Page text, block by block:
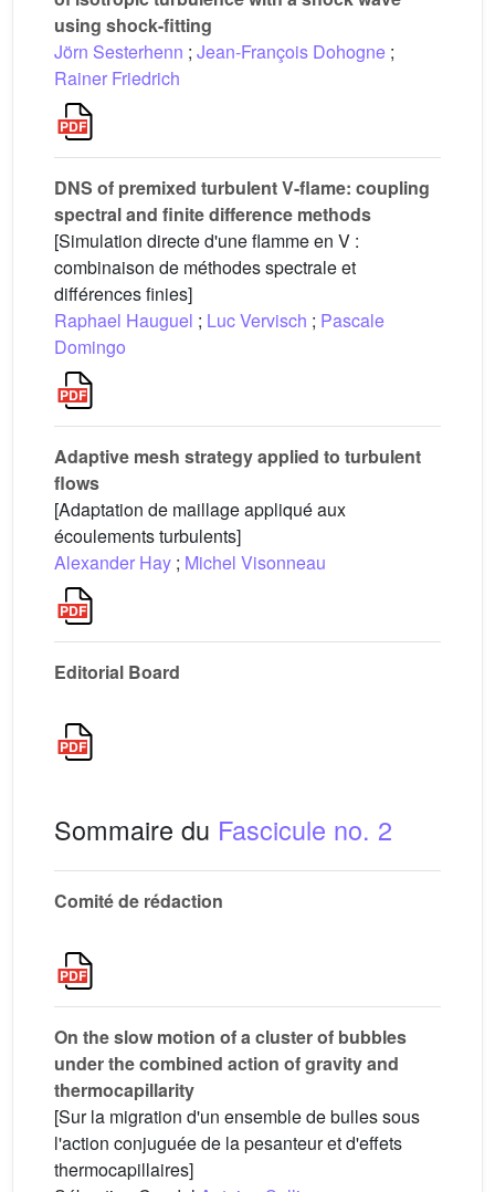
using shock-fitting
Jörn Sesterhenn ; Jean-François Dohogne ;
Rainer Friedrich
DNS of premixed turbulent V-flame: coupling
spectral and finite difference methods
[Simulation directe d'une flamme en V :
combinaison de méthodes spectrale et
différences finies]
Raphael Hauguel ; Luc Vervisch ; Pascale
Domingo
Adaptive mesh strategy applied to turbulent
flows
[Adaptation de maillage appliqué aux
écoulements turbulents]
Alexander Hay ; Michel Visonneau
Editorial Board
Sommaire du Fascicule no. 2
Comité de rédaction
On the slow motion of a cluster of bubbles
under the combined action of gravity and
thermocapillarity
[Sur la migration d'un ensemble de bulles sous
l'action conjuguée de la pesanteur et d'effets
thermocapillaires]